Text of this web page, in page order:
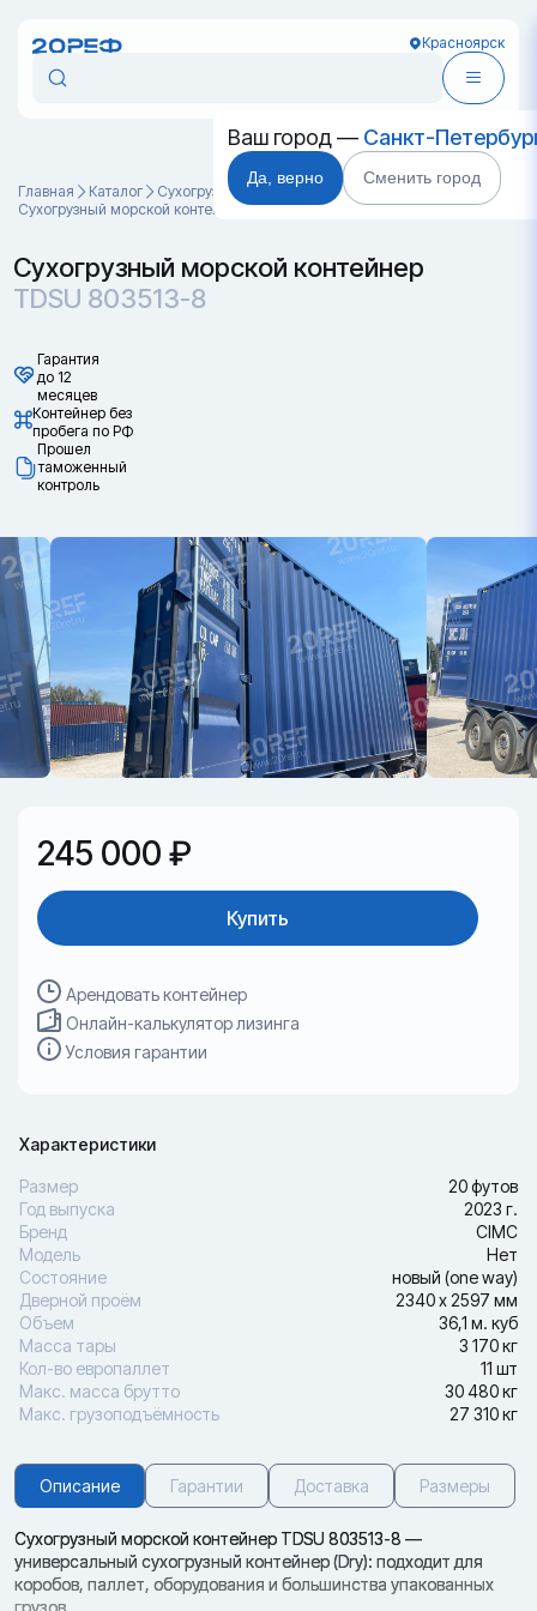
Красноярск
Ваш город — Санкт-
Да, верно Сменить город
Главная Каталог
Cухогрузные морские контейнеры
Сухогрузный морской контейнер TDSU 803513-8
Сухогрузный морской контейнер
TDSU 803513-8
Гарантия
до 12
месяцев
Контейнер без
пробега по РФ
Прошел
таможенный
контроль
245 000 ₽
Купить
Арендовать контейнер
Онлайн-калькулятор лизинга
Условия гарантии
Характеристики
Размер
20 футов
Год выпуска
2023 г.
Бренд
CIMC
Модель
Нет
Состояние
новый (one way)
Дверной проём
2340 х 2597 мм
Объем
36,1 м. куб
Масса тары
3 170 кг
Кол-во европаллет
11 шт
Макс. масса брутто
30 480 кг
Макс. грузоподъёмность
27 310 кг
Описание Гарантии Доставка Размеры
Сухогрузный морской контейнер TDSU 803513-8 —
универсальный сухогрузный контейнер (Dry): подходит для
коробов, паллет, оборудования и большинства упакованных
грузов.